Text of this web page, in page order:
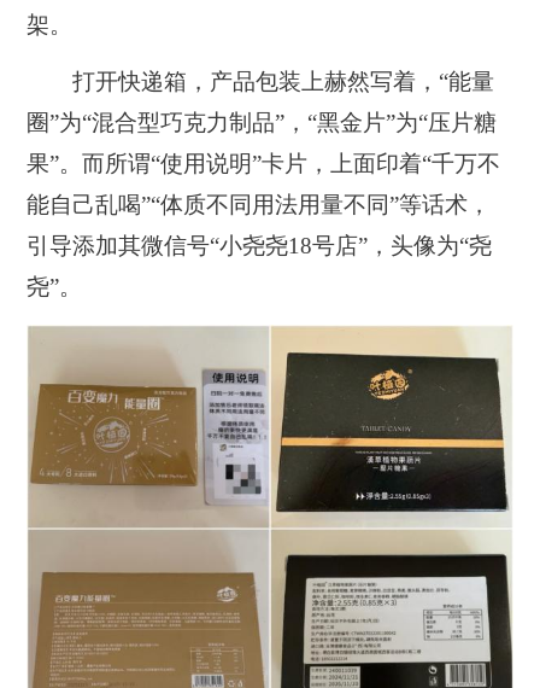
架。
打开快递箱，产品包装上赫然写着，“能量
圈”为“混合型巧克力制品”，“黑金片”为“压片糖
果”。而所谓“使用说明”卡片，上面印着“千万不
能自己乱喝”“体质不同用法用量不同”等话术，
引导添加其微信号“小尧尧18号店”，头像为“尧
尧”。